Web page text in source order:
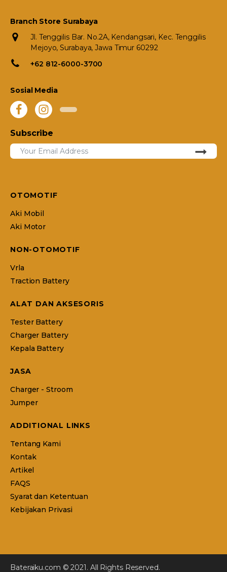
Branch Store Surabaya
Jl. Tenggilis Bar. No.2A, Kendangsari, Kec. Tenggilis
Mejoyo, Surabaya, Jawa Timur 60292
+62 812-6000-3700
Sosial Media
Subscribe
OTOMOTIF
Aki Mobil
Aki Motor
NON-OTOMOTIF
Vrla
Traction Battery
ALAT DAN AKSESORIS
Tester Battery
Charger Battery
Kepala Battery
JASA
Charger - Stroom
Jumper
ADDITIONAL LINKS
Tentang Kami
Kontak
Artikel
FAQS
Syarat dan Ketentuan
Kebijakan Privasi
Bateraiku.com © 2021. All Rights Reserved.